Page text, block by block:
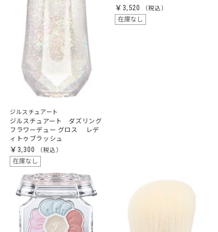
ジルスチュアート
ジルスチュアート ダズリング
フラワーデュー グロス レデ
ィトゥブラッシュ
￥3,300
在庫なし
￥3,520
在庫なし